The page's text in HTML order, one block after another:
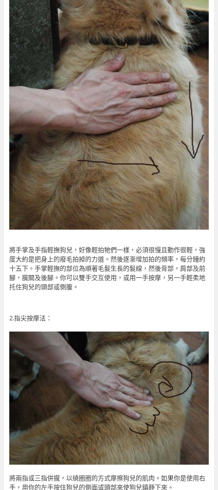
將手掌及手指輕撫狗兒，好像輕拍牠們一樣，必須很慢且動作很輕，強
度大約是把身上的廢毛拍掉的力道。然後逐漸增加拍的頻率，每分鐘約
十五下。手掌輕撫的部位為順著毛髮生長的髮線，然後背部，肩部及前
腳，臗關及後腳。你可以雙手交互使用，或用一手按摩，另一手輕柔地
托住狗兒的頭部或側腹。
2.指尖按摩法：
將兩指或三指併攏，以繞圈圈的方式摩擦狗兒的肌肉。如果你是使用右
手，用你的左手按住狗兒的側面或頭部來使狗兒鎮靜下來。